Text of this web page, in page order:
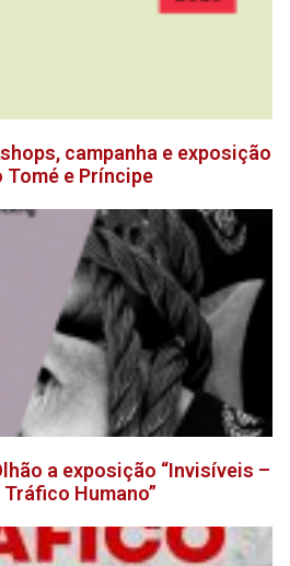
campanha e exposição
Tomé e Príncipe
a exposição “Invisíveis –
Humano”